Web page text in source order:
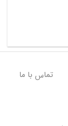
تماس با ما